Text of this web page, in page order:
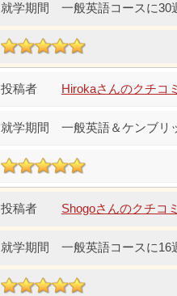
一般英語コースに30
Hirokaさんのクチコ
一般英語＆ケンブリ
Shogoさんのクチコ
一般英語コースに16